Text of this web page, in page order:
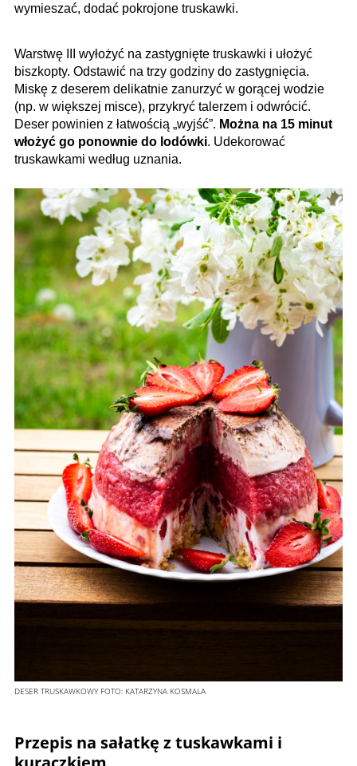
wymieszać, dodać pokrojone truskawki.
Warstwę III wyłożyć na zastygnięte truskawki i ułożyć
biszkopty. Odstawić na trzy godziny do zastyg­nięcia.
Miskę z deserem delikatnie zanurzyć w gorącej wodzie
(np. w większej misce), przykryć talerzem i odwrócić.
Deser powinien z łatwością „wyjść”. Można na 15 minut
włożyć go ponownie do lodówki. Udekorować
truskawkami według uznania.
DESER TRUSKAWKOWY FOTO: KATARZYNA KOSMALA
Przepis na sałatkę z tuskawkami i